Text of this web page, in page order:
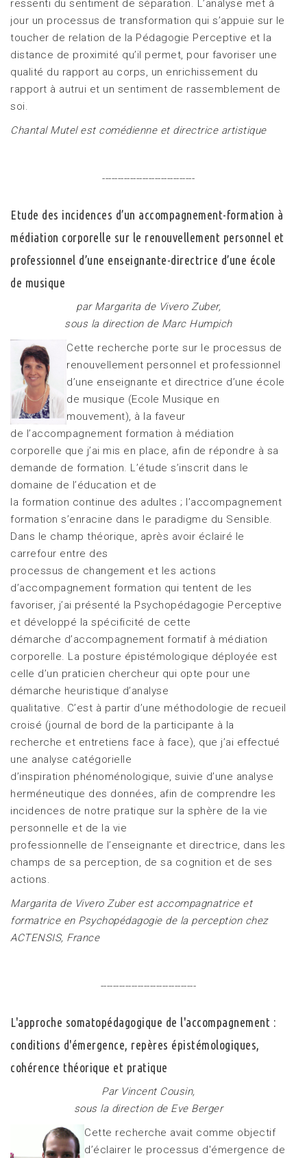
ressenti du sentiment de séparation. L’analyse met à
jour un processus de transformation qui s’appuie sur le
toucher de relation de la Pédagogie Perceptive et la
distance de proximité qu’il permet, pour favoriser une
qualité du rapport au corps, un enrichissement du
rapport à autrui et un sentiment de rassemblement de
soi.
Chantal Mutel est comédienne et directrice artistique
------------------------------
Etude des incidences d’un accompagnement-formation à
médiation corporelle sur le renouvellement personnel et
professionnel d’une enseignante-directrice d’une école
de musique
par Margarita de Vivero Zuber,
sous la direction de Marc Humpich
Cette recherche porte sur le processus de
renouvellement personnel et professionnel
d’une enseignante et directrice d’une école
de musique (Ecole Musique en
mouvement), à la faveur
de l’accompagnement formation à médiation
corporelle que j’ai mis en place, afin de répondre à sa
demande de formation. L’étude s’inscrit dans le
domaine de l’éducation et de
la formation continue des adultes ; l’accompagnement
formation s’enracine dans le paradigme du Sensible.
Dans le champ théorique, après avoir éclairé le
carrefour entre des
processus de changement et les actions
d’accompagnement formation qui tentent de les
favoriser, j’ai présenté la Psychopédagogie Perceptive
et développé la spécificité de cette
démarche d’accompagnement formatif à médiation
corporelle. La posture épistémologique déployée est
celle d’un praticien chercheur qui opte pour une
démarche heuristique d’analyse
qualitative. C’est à partir d’une méthodologie de recueil
croisé (journal de bord de la participante à la
recherche et entretiens face à face), que j’ai effectué
une analyse catégorielle
d’inspiration phénoménologique, suivie d’une analyse
herméneutique des données, afin de comprendre les
incidences de notre pratique sur la sphère de la vie
personnelle et de la vie
professionnelle de l’enseignante et directrice, dans les
champs de sa perception, de sa cognition et de ses
actions.
Margarita de Vivero Zuber est accompagnatrice et
formatrice en Psychopédagogie de la perception chez
ACTENSIS, France
-------------------------------
L'approche somatopédagogique de l'accompagnement :
conditions d'émergence, repères épistémologiques,
cohérence théorique et pratique
Par Vincent Cousin,
sous la direction de Eve Berger
Cette recherche avait comme objectif
d’éclairer le processus d'émergence de